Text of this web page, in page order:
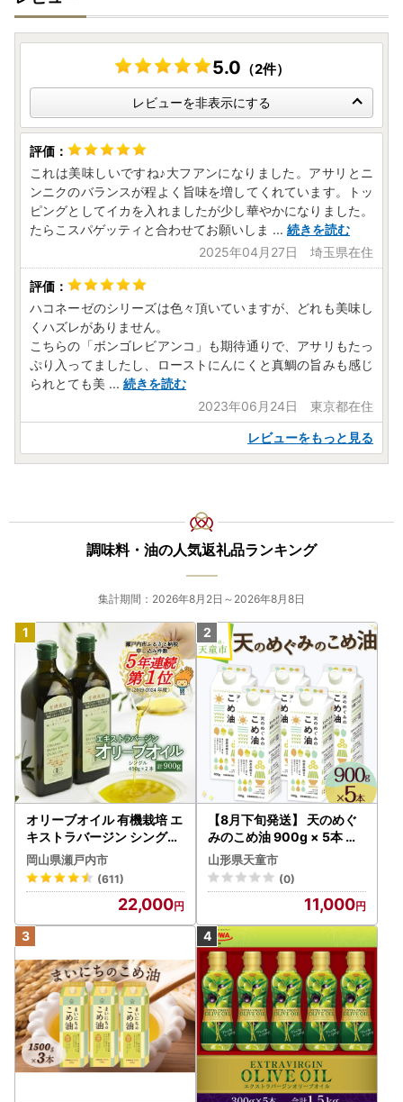
5.0 （2件）
レビューを非表示にする
これは美味しいですね♪大フアンになりました。アサリとニ
ンニクのバランスが程よく旨味を増してくれています。トッ
ピングとしてイカを入れましたが少し華やかになりました。
たらこスパゲッティと合わせてお願いしま ... 続きを読む
2025年04月27日 埼玉県在住
ハコネーゼのシリーズは色々頂いていますが、どれも美味し
くハズレがありません。
こちらの「ボンゴレビアンコ」も期待通りで、アサリもたっ
ぷり入ってましたし、ローストにんにくと真鯛の旨みも感じ
られとても美 ... 続きを読む
2023年06月24日 東京都在住
レビューをもっと見る
調味料・油の人気返礼品ランキング
集計期間：2026年8月2日～2026年8月8日
オリーブオイル 有機栽培 エ
キストラバージン シングル
2本 オリーブオイル
岡山県瀬戸内市
(611)
22,000
【8月下旬発送】 天のめぐ
みのこめ油 900g × 5本 米
油
山形県天童市
(0)
11,000